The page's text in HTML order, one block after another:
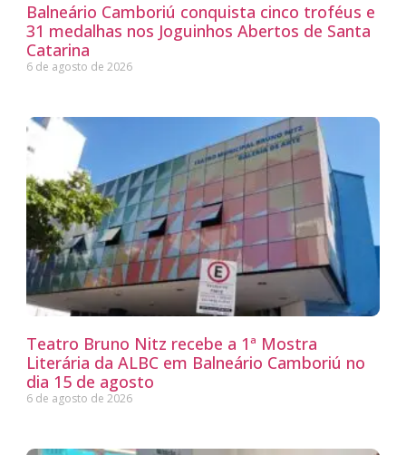
Balneário Camboriú conquista cinco troféus e
31 medalhas nos Joguinhos Abertos de Santa
Catarina
6 de agosto de 2026
Teatro Bruno Nitz recebe a 1ª Mostra
Literária da ALBC em Balneário Camboriú no
dia 15 de agosto
6 de agosto de 2026